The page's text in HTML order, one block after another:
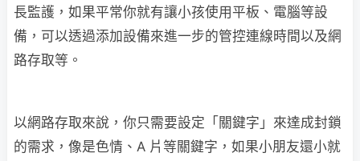
長監護，如果平常你就有讓小孩使用平板、電腦等設
備，可以透過添加設備來進一步的管控連線時間以及網
路存取等。
以網路存取來說，你只需要設定「關鍵字」來達成封鎖
的需求，像是色情、A 片等關鍵字，如果小朋友還小就